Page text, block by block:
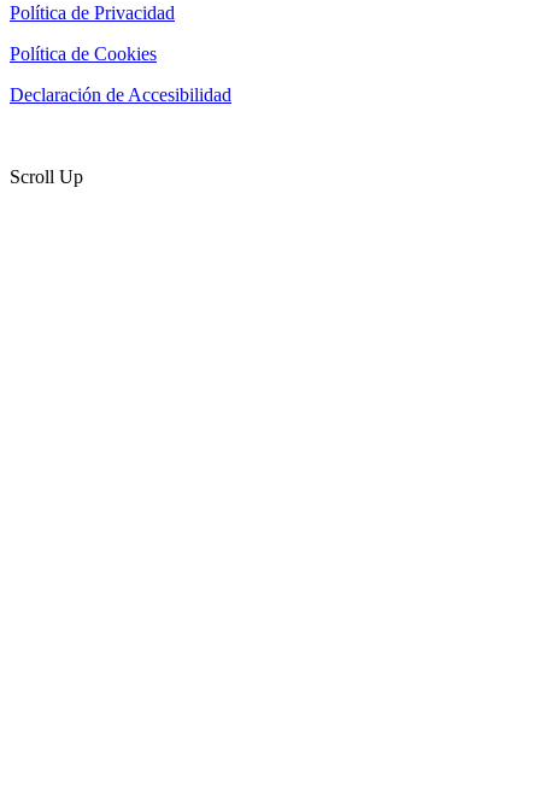
Política de Privacidad
Política de Cookies
Declaración de Accesibilidad
Scroll Up